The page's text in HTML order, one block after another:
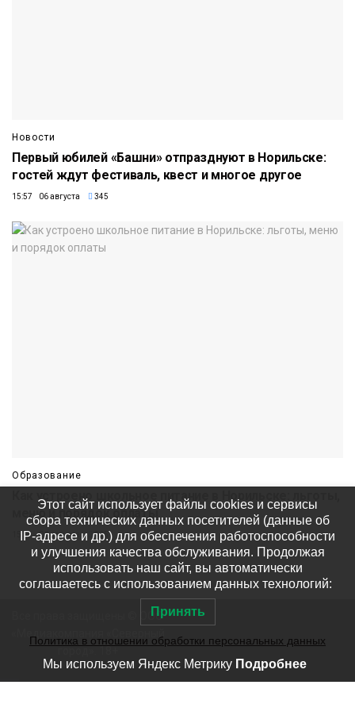
Новости
Первый юбилей «Башни» отпразднуют в Норильске:
гостей ждут фестиваль, квест и многое другое
15:57 06 августа 345
Образование
Как устроено школьное питание в Норильске: льготы,
меню и порядок оплаты
15:15 06 августа 305
Все права защищены © ООО
«Медиакомпания «Северный
Этот сайт использует файлы cookies и сервисы
сбора технических данных посетителей (данные об
IP-адресе и др.) для обеспечения работоспособности
и улучшения качества обслуживания. Продолжая
использовать наш сайт, вы автоматически
соглашаетесь с использованием данных технологий:
Принять
Политика в отношении обработки персональных данных
Мы используем Яндекс Метрику Подробнее